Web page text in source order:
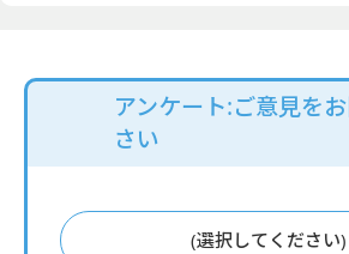
アンケート:ご意見を
さい
(選択してください)